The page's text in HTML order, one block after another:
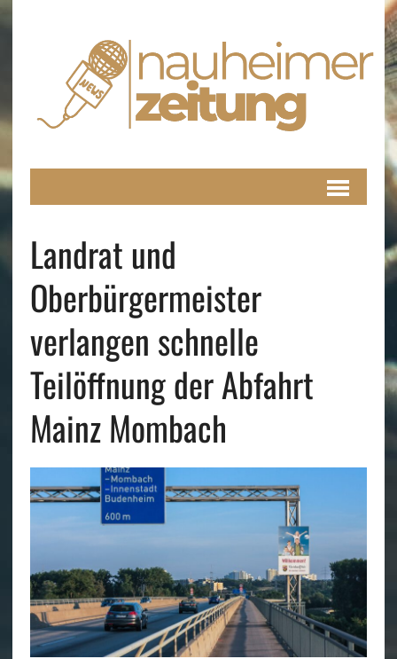
Landrat und
Oberbürgermeister
verlangen schnelle
Teilöffnung der Abfahrt
Mainz Mombach